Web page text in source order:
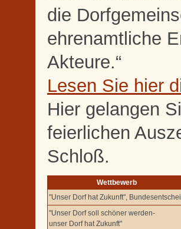
die
ehrenamtliche
Akteure.“
Lesen Sie hier
Hier gelangen
feierlichen
Schloß.
Wettbewerb
"Unser Dorf hat Zukunft",
"Unser Dorf soll schöner werden-
unser Dorf hat Zukunft"